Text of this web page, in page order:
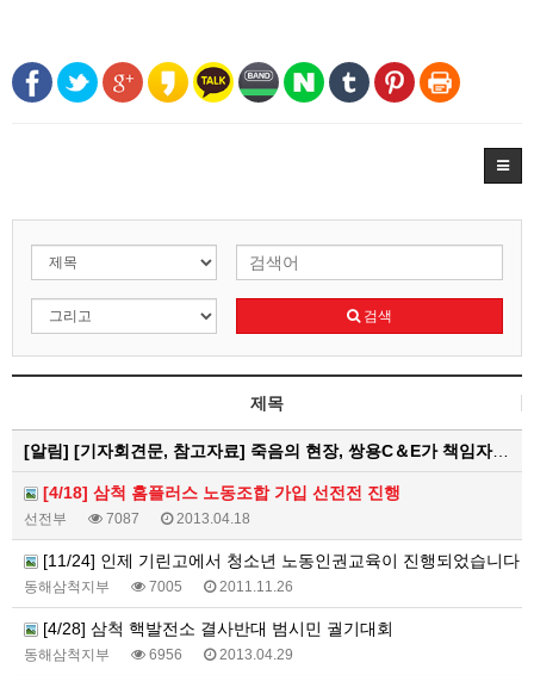
검색
제목
[알림] [기자회견문, 참고자료] 죽음의 현장, 쌍용C＆E가 책임자다! 중대재해기업처벌법으로 처벌하고 특별근로감독 즉…
[4/18] 삼척 홈플러스 노동조합 가입 선전전 진행
선전부 7087 2013.04.18
[11/24] 인제 기린고에서 청소년 노동인권교육이 진행되었습니다
동해삼척지부 7005 2011.11.26
[4/28] 삼척 핵발전소 결사반대 범시민 궐기대회
동해삼척지부 6956 2013.04.29